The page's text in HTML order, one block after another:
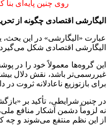
روی چنین پایه‌ای
الیگارشی اقتصادی چگونه از
عبارت «الیگارشی» در این بحث،
الیگارشی اقتصادی شکل
این گروه‌ها معمولاً خود را در
غیررسمی‌تر باشد، نقش دلال
برای بازتوزیع ناعادلانه ثروت
در چنین شرایطی، تأکید بر
نه لزوماً دشمن آشکار منافع
از این نظم منتفع می‌شوند و چه